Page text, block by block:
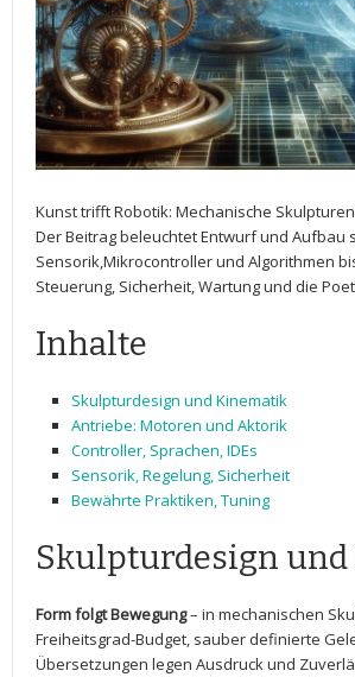
Kunst trifft Robotik:⁤ Mechanische
Der Beitrag⁢ beleuchtet⁣ Entwurf und
Sensorik,Mikrocontroller und Algorithmen
Steuerung, Sicherheit, Wartung ⁤und die
Inhalte
Skulpturdesign und ​Kinematik
Antriebe: Motoren und Aktorik
Controller, Sprachen, IDEs
Sensorik, ‌Regelung, Sicherheit
Bewährte Praktiken,⁣ Tuning
Skulpturdesign
Form folgt⁢ Bewegung– in mechanischen
Freiheitsgrad-Budget, sauber definierte
Übersetzungen legen Ausdruck und